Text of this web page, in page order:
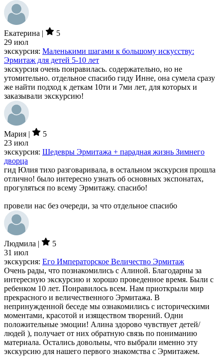
Екатерина |
5
29 июл
экскурсия: Маленькими шагами к большому искусству:
Эрмитаж для детей 5-10 лет
экскурсия очень понравилась. содержательно, но не
утомительно. отдельное спасибо гиду Инне, она сумела сразу
же найти подход к деткам 10ти и 7ми лет, для которых и
заказывали экскурсию!
Мария |
5
23 июл
экскурсия: Шедевры Эрмитажа + парадная жизнь Зимнего
дворца
гид Юлия тихо разговаривала, в остальном экскурсия прошла
отлично! было интересно узнать об основных экспонатах,
прогуляться по всему Эрмитажу. спасибо!
провели нас без очереди, за что отдельное спасибо
Людмила |
5
31 июл
экскурсия: Его Императорское Величество Эрмитаж
Очень рады, что познакомились с Алиной. Благодарны за
интересную экскурсию и хорошо проведенное время. Были с
ребенком 10 лет. Понравилось всем. Нам приоткрыли мир
прекрасного и величественного Эрмитажа. В
непринужденной беседе мы ознакомились с историческими
моментами, красотой и изяществом творений. Одни
положительные эмоции! Алина здорово чувствует детей/
людей ), получает от них обратную связь по пониманию
материала. Остались довольны, что выбрали именно эту
экскурсию для нашего первого знакомства с Эрмитажем.